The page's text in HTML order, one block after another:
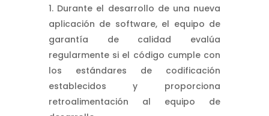
Durante el desarrollo de una nueva
aplicación de software, el equipo de
garantía de calidad evalúa
regularmente si el código cumple con
los estándares de codificación
establecidos y proporciona
retroalimentación al equipo de